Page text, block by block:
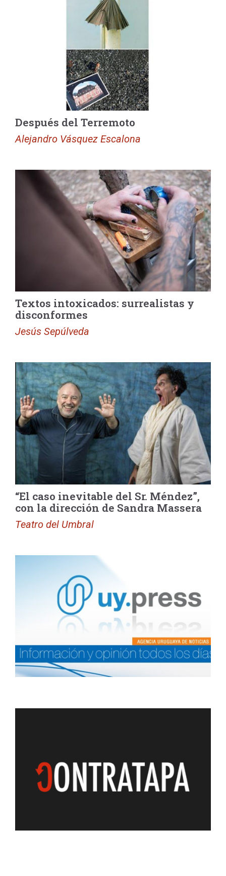
Después del Terremoto
Alejandro Vásquez Escalona
Textos intoxicados: surrealistas y
disconformes
Jesús Sepúlveda
“El caso inevitable del Sr. Méndez”,
con la dirección de Sandra Massera
Teatro del Umbral